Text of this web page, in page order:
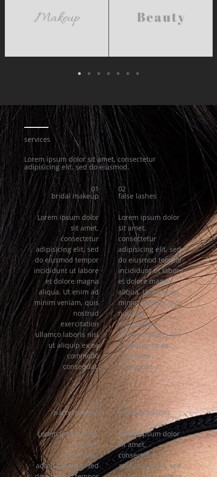
services
Lorem ipsum dolor sit amet, consectetur
adipisicing elit, sed do eiusmod.
01
bridal makeup
Lorem ipsum dolor
sit amet,
consectetur
adipisicing elit, sed
do eiusmod tempor
incididunt ut labore
et dolore magna
aliqua. Ut enim ad
minim veniam, quis
nostrud
exercitation
ullamco laboris nisi
ut aliquip ex ea
commodo
consequat.
02
false lashes
Lorem ipsum dolor
sit amet,
consectetur
adipisicing elit, sed
do eiusmod tempor
incididunt ut labore
et dolore magna
aliqua. Ut enim ad
minim veniam, quis
nostrud
exercitation
ullamco laboris nisi
ut aliquip ex ea
commodo
consequat.
03
party makeup
Lorem ipsum dolor
sit amet,
consectetur
adipisicing elit, sed
04
makeup lessons
Lorem ipsum dolor
sit amet,
consectetur
adipisicing elit, sed